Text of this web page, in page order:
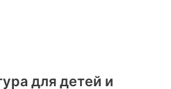
для детей и